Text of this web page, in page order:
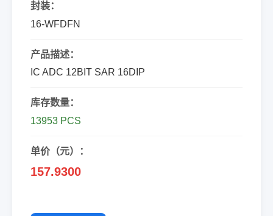
封装：
16-WFDFN
产品描述：
IC ADC 12BIT SAR 16DIP
库存数量：
13953 PCS
单价（元）：
157.9300